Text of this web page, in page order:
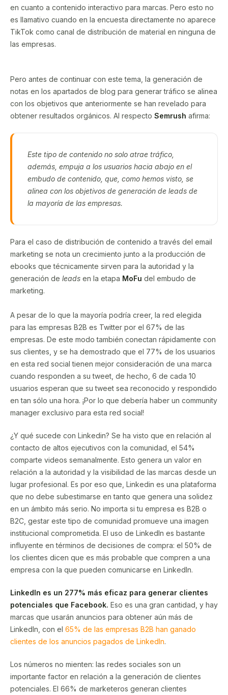
en cuanto a contenido interactivo para marcas. Pero esto no
es llamativo cuando en la encuesta directamente no aparece
TikTok como canal de distribución de material en ninguna de
las empresas.
Pero antes de continuar con este tema, la generación de
notas en los apartados de blog para generar tráfico se alinea
con los objetivos que anteriormente se han revelado para
obtener resultados orgánicos. Al respecto Semrush afirma:
Este tipo de contenido no solo atrae tráfico,
además, empuja a los usuarios hacia abajo en el
embudo de contenido, que, como hemos visto, se
alinea con los objetivos de generación de leads de
la mayoría de las empresas.
Para el caso de distribución de contenido a través del email
marketing se nota un crecimiento junto a la producción de
ebooks que técnicamente sirven para la autoridad y la
generación de leads en la etapa MoFu del embudo de
marketing.
A pesar de lo que la mayoría podría creer, la red elegida
para las empresas B2B es Twitter por el 67% de las
empresas. De este modo también conectan rápidamente con
sus clientes, y se ha demostrado que el 77% de los usuarios
en esta red social tienen mejor consideración de una marca
cuando responden a su tweet, de hecho, 6 de cada 10
usuarios esperan que su tweet sea reconocido y respondido
en tan sólo una hora. ¡Por lo que debería haber un community
manager exclusivo para esta red social!
¿Y qué sucede con Linkedin? Se ha visto que en relación al
contacto de altos ejecutivos con la comunidad, el 54%
comparte videos semanalmente. Esto genera un valor en
relación a la autoridad y la visibilidad de las marcas desde un
lugar profesional. Es por eso que, Linkedin es una plataforma
que no debe subestimarse en tanto que genera una solidez
en un ámbito más serio. No importa si tu empresa es B2B o
B2C, gestar este tipo de comunidad promueve una imagen
institucional comprometida. El uso de LinkedIn es bastante
influyente en términos de decisiones de compra: el 50% de
los clientes dicen que es más probable que compren a una
empresa con la que pueden comunicarse en LinkedIn.
LinkedIn es un 277% más eficaz para generar clientes
potenciales que Facebook. Eso es una gran cantidad, y hay
marcas que usarán anuncios para obtener aún más de
LinkedIn, con el 65% de las empresas B2B han ganado
clientes de los anuncios pagados de LinkedIn.
Los números no mienten: las redes sociales son un
importante factor en relación a la generación de clientes
potenciales. El 66% de marketeros generan clientes